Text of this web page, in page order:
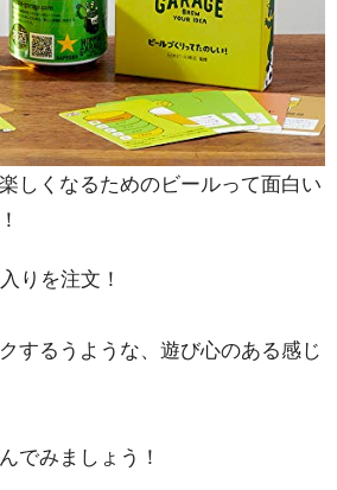
しくなるためのビールって面白い
りを注文！
するうような、遊び心のある感じ
でみましょう！